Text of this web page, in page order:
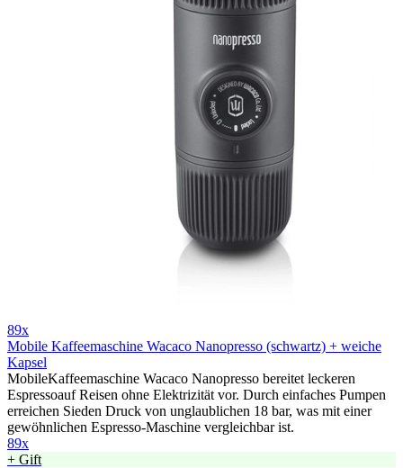
89x
Mobile Kaffeemaschine Wacaco Nanopresso (schwartz) + weiche
Kapsel
MobileKaffeemaschine Wacaco Nanopresso bereitet leckeren
Espressoauf Reisen ohne Elektrizität vor. Durch einfaches Pumpen
erreichen Sieden Druck von unglaublichen 18 bar, was mit einer
gewöhnlichen Espresso-Maschine vergleichbar ist.
89x
+ Gift